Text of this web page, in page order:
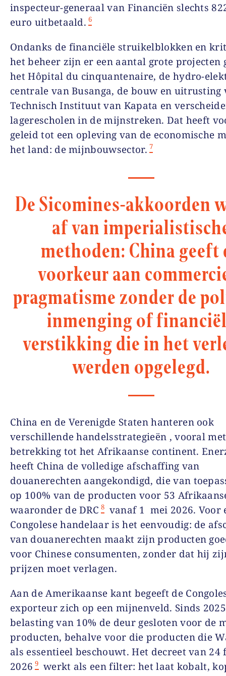
inspecteur-generaal van Financiën slechts
euro uitbetaald. 6
Ondanks de financiële struikelblokken en
het beheer zijn er een aantal grote projecten
het Hôpital du cinquantenaire, de hydro-
centrale van Busanga, de bouw en uitrusting
Technisch Instituut van Kapata en
lagerescholen in de mijnstreken. Dat heeft
geleid tot een opleving van de economische
het land: de mijnbouwsector. 7
De Sicomines-akkoorden
af van
methoden: China geeft
voorkeur aan
pragmatisme zonder de
inmenging of
verstikking die in het
werden opgelegd.
China en de Verenigde Staten hanteren ook
verschillende handelsstrategieën , vooral met
betrekking tot het Afrikaanse continent.
heeft China de volledige afschaffing van
douanerechten aangekondigd, die van
op 100% van de producten voor 53
waaronder de DRC 8 vanaf 1 mei 2026. Voor
Congolese handelaar is het eenvoudig: de
van douanerechten maakt zijn producten
voor Chinese consumenten, zonder dat hij
prijzen moet verlagen.
Aan de Amerikaanse kant begeeft de
exporteur zich op een mijnenveld. Sinds
belasting van 10% de deur gesloten voor de
producten, behalve voor die producten die
als essentieel beschouwt. Het decreet van
2026 9 werkt als een filter: het laat kobalt,